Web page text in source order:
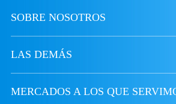
SOBRE NOSOTROS
LAS DEMÁS
MERCADOS A LOS QUE